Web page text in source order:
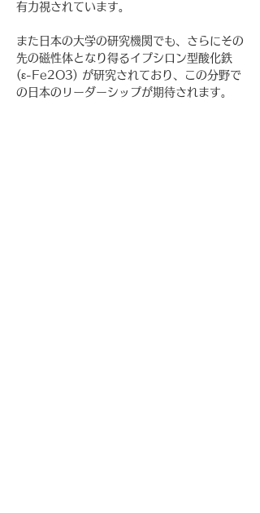
有力視されています。
また日本の大学の研究機関でも、さらにその
先の磁性体となり得るイプシロン型酸化鉄
(ε-Fe2O3) が研究されており、この分野で
の日本のリーダーシップが期待されます。